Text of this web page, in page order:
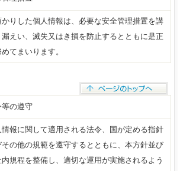
かりした個人情報は、必要な安全管理措置を講
漏えい、滅失又はき損を防止するとともに是正
てまいります。
等の遵守
情報に関して適用される法令、国が定める指針
その他の規範を遵守するとともに、本方針並び
内規程を整備し、適切な運用が実施されるよう